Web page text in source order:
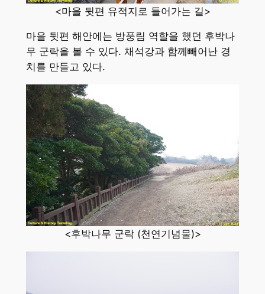
<마을 뒷편 유적지로 들어가는 길>
마을 뒷편 해안에는 방풍림 역할을 했던 후박나
무 군락을 볼 수 있다. 채석강과 함께빼어난 경
치를 만들고 있다.
<후박나무 군락 (천연기념물)>